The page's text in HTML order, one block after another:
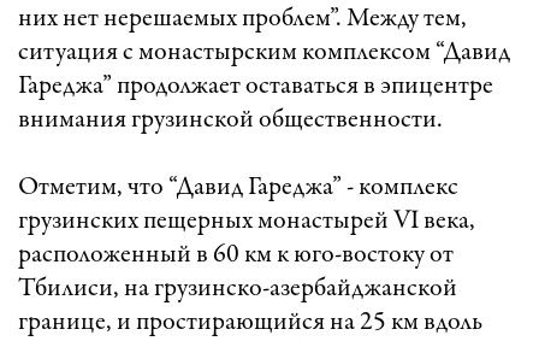
них нет нерешаемых проблем”. Между тем,
ситуация с монастырским комплексом “Давид
Гареджа” продолжает оставаться в эпицентре
внимания грузинской общественности.
Отметим, что “Давид Гареджа” - комплекс
грузинских пещерных монастырей VI века,
расположенный в 60 км к юго-востоку от
Тбилиси, на грузинско-азербайджанской
границе, и простирающийся на 25 км вдоль